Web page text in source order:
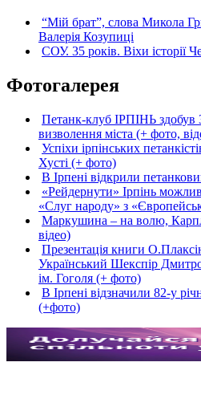
“Мій брат”, слова Микола
Валерія Козупиці
СОУ. 35 років. Віхи історії
Фотогалерея
Петанк-клуб ІРПІНЬ здобув
визволення міста (+ фото,
Успіхи ірпінських
Хусті (+ фото)
В Ірпені відкрили
«Рейдернути» Ірпінь
«Слуг народу» з
Маркушина – на волю,
відео)
Презентація книги
Український Шекспір
ім. Гоголя (+ фото)
В Ірпені відзначили 82-у
(+фото)